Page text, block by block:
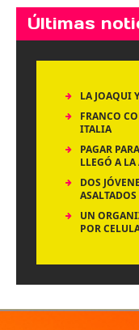
Últimas
LA JOAQUI
FRANCO
ITALIA
PAGAR
LLEGÓ A
DOS
UN
POR